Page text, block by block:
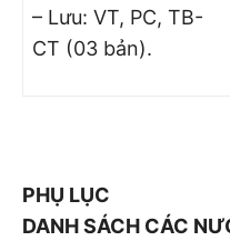
– Lưu: VT, PC, TB-
CT (03 bản).
PHỤ LỤC
DANH SÁCH CÁC